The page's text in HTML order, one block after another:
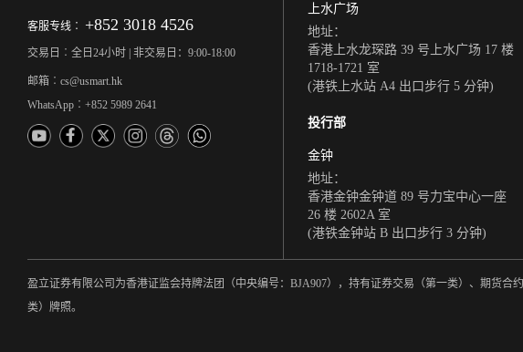
客服专线︰ +852 3018 4526
交易日︰全日24小时 | 非交易日：9:00-18:00
邮箱︰cs@usmart.hk
WhatsApp︰+852 5989 2641
上水广场
地址：
香港上水龙琛路 39 号上水广场 17 楼
1718-1721 室
(港铁上水站 A4 出口步行 5 分钟)
投行部
金钟
地址：
香港金钟金钟道 89 号力宝中心一座
26 楼 2602A 室
(港铁金钟站 B 出口步行 3 分钟)
盈立证券有限公司为香港证监会持牌法团（中央编号：BJA907），持有证券交易（第一类）、期货
类）牌照。